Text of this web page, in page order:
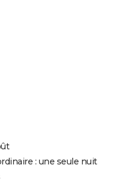
: une seule nuit